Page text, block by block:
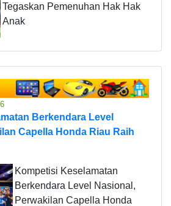
Tegaskan Pemenuhan Hak Hak
Anak
Berkendara Level
Capella Honda Riau Raih
Kompetisi Keselamatan
Berkendara Level Nasional,
Perwakilan Capella Honda